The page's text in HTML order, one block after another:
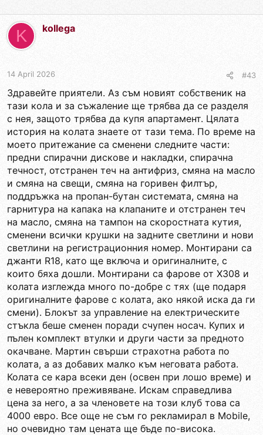
K kollega
14 April 2026 #43
Здравейте приятели. Аз съм новият собственик на
тази кола и за съжаление ще трябва да се разделя
с нея, защото трябва да купя апартамент. Цялата
история на колата знаете от тази тема. По време на
моето притежание са сменени следните части:
предни спирачни дискове и накладки, спирачна
течност, отстранен теч на антифриз, смяна на масло
и смяна на свещи, смяна на горивен филтър,
поддръжка на пропан-бутан системата, смяна на
гарнитура на капака на клапаните и отстранен теч
на масло, смяна на тампон на скоростната кутия,
сменени всички крушки на задните светлини и нови
светлини на регистрационния номер. Монтирани са
джанти R18, като ще включа и оригиналните, с
които бяха дошли. Монтирани са фарове от X308 и
колата изглежда много по-добре с тях (ще подаря
оригиналните фарове с колата, ако някой иска да ги
смени). Блокът за управление на електрическите
стъкла беше сменен поради счупен носач. Купих и
пълен комплект втулки и други части за предното
окачване. Мартин свърши страхотна работа по
колата, а аз добавих малко към неговата работа.
Колата се кара всеки ден (освен при лошо време) и
е невероятно преживяване. Искам справедлива
цена за него, а за членовете на този клуб това са
4000 евро. Все още не съм го рекламирал в Mobile,
но очевидно там цената ще бъде по-висока.